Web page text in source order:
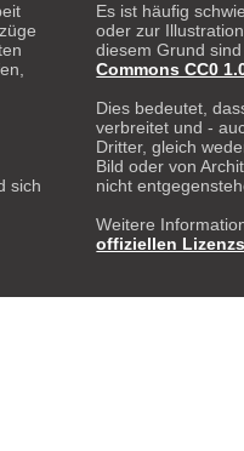
sich
Es ist häufig
oder zur
diesem Grund
Commons CC0
Dies bedeutet,
verbreitet und -
Dritter, gleich
Bild oder von
nicht
Weitere
offiziellen